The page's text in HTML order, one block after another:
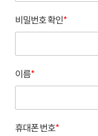
비밀번호 확인*
이름*
휴대폰 번호*